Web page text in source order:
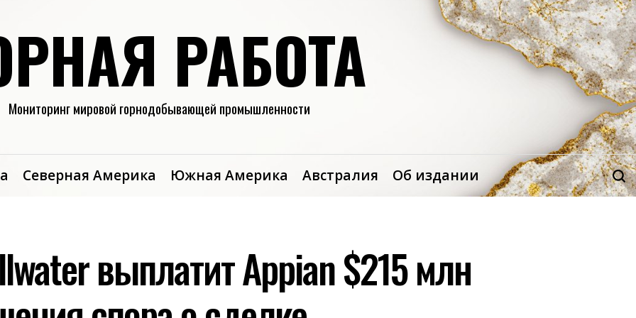
РАБОТА
Мониторинг мировой горнодобывающей промышленности
Северная Америка Южная Америка Австралия Об издании
выплатит Appian $215 млн